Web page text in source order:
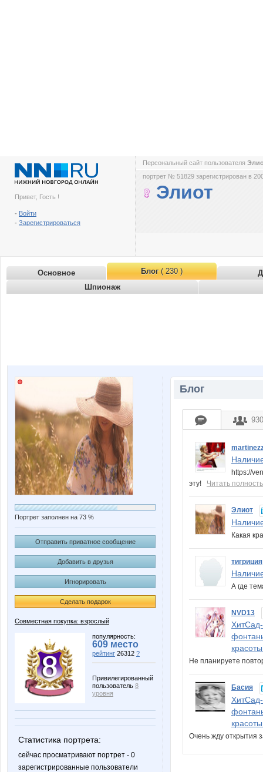
Привет, Гость !
- Войти
- Зарегистрироваться
Персональный сайт пользователя
портрет № 51829 зарегистрирован в
Элиот
Основное Блог( 230 )
Шпионаж
Портрет заполнен на 73 %
Отправить приватное сообщение
Добавить в друзья
Игнорировать
Сделать подарок
Совместная покупка: взрослый
популярность:
609 место
рейтинг 26312 ?
Привилегированный
пользователь 8
уровня
Статистика портрета:
сейчас просматривают портрет - 0
зарегистрированные пользователи
Блог
930
https://
эту! Читать
Элиот
Какая
тигриция
А где
NVD13
Не планируете
Басия
Очень жду открытия